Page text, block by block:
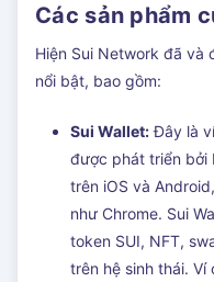
Các sản phẩm
Hiện Sui Network đã và
nổi bật, bao gồm:
Sui Wallet:Đây là
được phát triển bởi
trên iOS và
như Chrome. Sui
token SUI, NFT,
trên hệ sinh thái.